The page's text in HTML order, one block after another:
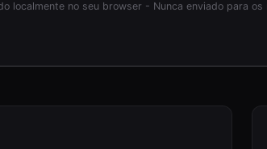
localmente no seu browser - Nunca enviado para